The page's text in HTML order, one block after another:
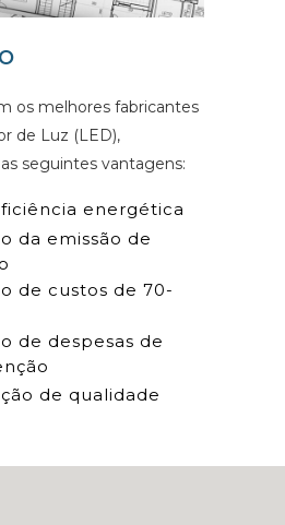
os melhores fabricantes
de Luz (LED),
seguintes vantagens:
energética
da emissão de
de custos de 70-
de despesas de
de qualidade